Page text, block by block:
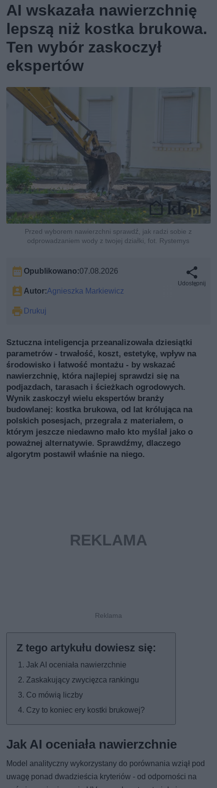
AI wskazała nawierzchnię
lepszą niż kostka brukowa.
Ten wybór zaskoczył
ekspertów
Przed wyborem nawierzchni sprawdź, jak radzi sobie z
odprowadzaniem wody z twojej działki, fot. Rystemys
Opublikowano:07.08.2026
Autor:Agnieszka Markiewicz
Drukuj
Udostępnij
Sztuczna inteligencja przeanalizowała dziesiątki
parametrów - trwałość, koszt, estetykę, wpływ na
środowisko i łatwość montażu - by wskazać
nawierzchnię, która najlepiej sprawdzi się na
podjazdach, tarasach i ścieżkach ogrodowych.
Wynik zaskoczył wielu ekspertów branży
budowlanej: kostka brukowa, od lat królująca na
polskich posesjach, przegrała z materiałem, o
którym jeszcze niedawno mało kto myślał jako o
poważnej alternatywie. Sprawdźmy, dlaczego
algorytm postawił właśnie na niego.
Jak AI oceniała nawierzchnie
Zaskakujący zwycięzca rankingu
Co mówią liczby
Czy to koniec ery kostki brukowej?
Jak AI oceniała nawierzchnie
Model analityczny wykorzystany do porównania wziął pod
uwagę ponad dwadzieścia kryteriów - od odporności na